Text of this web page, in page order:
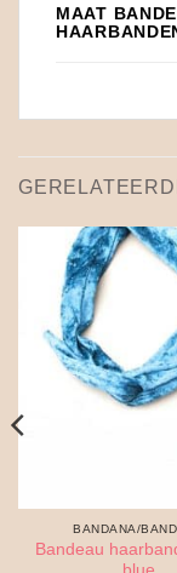
MAAT
BANDANA/
Bandeau